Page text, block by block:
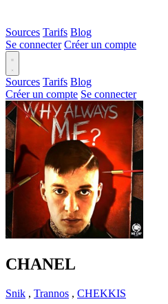
Sources Tarifs Blog
Se connecter Créer un compte
Sources Tarifs Blog
Créer un compte Se connecter
CHANEL
Snik , Trannos , CHEKKIS